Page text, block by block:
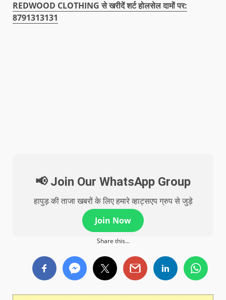
REDWOOD CLOTHING से खरीदें शर्ट होलसेल दामों पर:
8791313131
📢 Join Our WhatsApp Group
हापुड़ की ताजा खबरों के लिए हमारे व्हाट्सएप ग्रुप से जुड़े
Join Now
Share this...